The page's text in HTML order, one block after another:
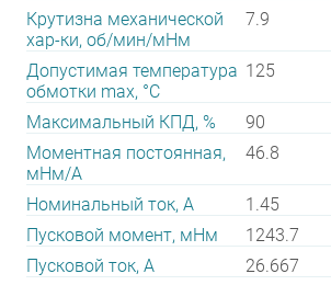
Крутизна механической
хар-ки, об/мин/мНм
7.9
Допустимая температура
обмотки max, °С
125
Максимальный КПД, %
90
Моментная постоянная,
мНм/А
46.8
Номинальный ток, А
1.45
Пусковой момент, мНм
1243.7
Пусковой ток, А
26.667